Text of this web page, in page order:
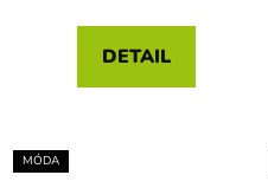
DETAIL
MÓDA